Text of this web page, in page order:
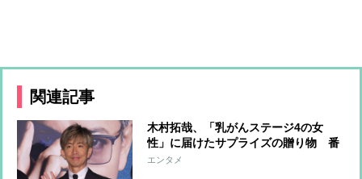
関連記事
木村拓哉、「乳がんステージ4の女
性」に届けたサプライズの贈り物 番
組企画で対面したファンが、夢と希望
エンタメ